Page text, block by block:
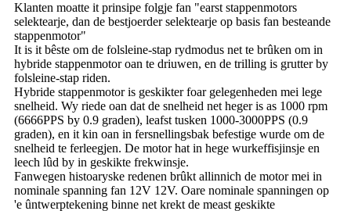
Klanten moatte it prinsipe folgje fan "earst stappenmotors
selektearje, dan de bestjoerder selektearje op basis fan besteande
stappenmotor"
It is it bêste om de folsleine-stap rydmodus net te brûken om in
hybride stappenmotor oan te driuwen, en de trilling is grutter by
folsleine-stap riden.
Hybride stappenmotor is geskikter foar gelegenheden mei lege
snelheid. Wy riede oan dat de snelheid net heger is as 1000 rpm
(6666PPS by 0.9 graden), leafst tusken 1000-3000PPS (0.9
graden), en it kin oan in fersnellingsbak befestige wurde om de
snelheid te ferleegjen. De motor hat in hege wurkeffisjinsje en
leech lûd by in geskikte frekwinsje.
Fanwegen histoaryske redenen brûkt allinnich de motor mei in
nominale spanning fan 12V 12V. Oare nominale spanningen op
'e ûntwerptekening binne net krekt de meast geskikte